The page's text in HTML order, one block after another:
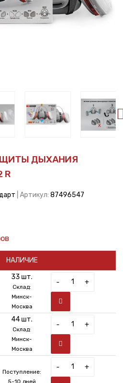
ДЫХАНИЯ
R
| Артикул: 87496547
НАЛИЧИЕ
33 шт.
Склад:
Минск-
Москва
- +
44 шт.
Склад:
Минск-
Москва
- +
Поступление:
5-10 дней
- +